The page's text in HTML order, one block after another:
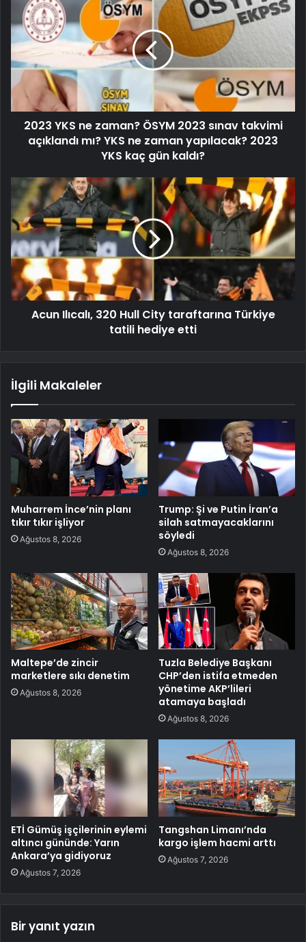
2023 YKS ne zaman? ÖSYM 2023 sınav takvimi
açıklandı mı? YKS ne zaman yapılacak? 2023
YKS kaç gün kaldı?
Acun Ilıcalı, 320 Hull City taraftarına Türkiye
tatili hediye etti
İlgili Makaleler
Muharrem İnce’nin planı
tıkır tıkır işliyor
Ağustos 8, 2026
Trump: Şi ve Putin İran’a
silah satmayacaklarını
söyledi
Ağustos 8, 2026
Maltepe’de zincir
marketlere sıkı denetim
Ağustos 8, 2026
Tuzla Belediye Başkanı
CHP’den istifa etmeden
yönetime AKP’lileri
atamaya başladı
Ağustos 8, 2026
ETİ Gümüş işçilerinin eylemi
altıncı gününde: Yarın
Ankara’ya gidiyoruz
Ağustos 7, 2026
Tangshan Limanı’nda
kargo işlem hacmi arttı
Ağustos 7, 2026
Bir yanıt yazın